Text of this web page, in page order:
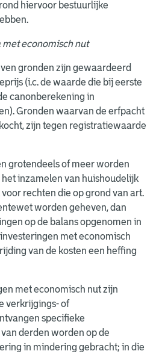
hiervoor bestuurlijke
economisch nut
gronden zijn gewaardeerd
(i.c. de waarde die bij eerste
canonberekening in
Gronden waarvan de erfpacht
zijn tegen registratiewaarde
grotendeels of meer worden
inzamelen van huishoudelijk
rechten die op grond van art.
worden geheven, dan
op de balans opgenomen in
met economisch
van de kosten een heffing
met economisch nut zijn
verkrijgings- of
specifieke
derden worden op de
in mindering gebracht; in die